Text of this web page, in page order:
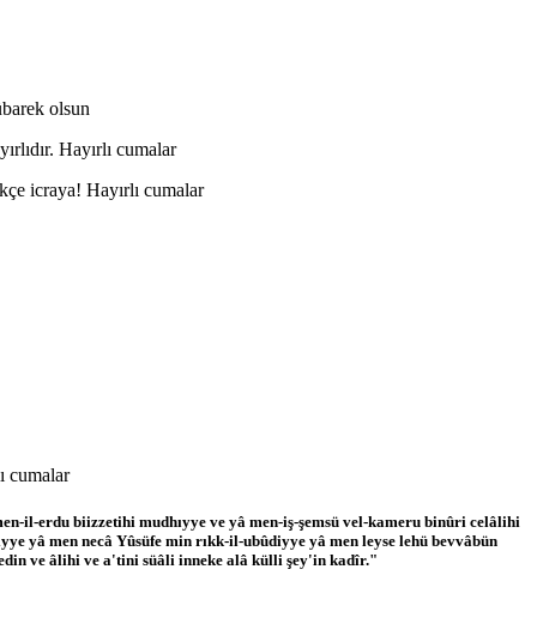
olsun
Hayırlı cumalar
icraya! Hayırlı cumalar
cumalar
il-erdu biizzetihi mudhıyye ve yâ men-iş-şemsü vel-kameru binûri celâlihi
yâ men necâ Yûsüfe min rıkk-il-ubûdiyye yâ men leyse lehü bevvâbün
ve âlihi ve a'tini süâli inneke alâ külli şey'in kadîr."